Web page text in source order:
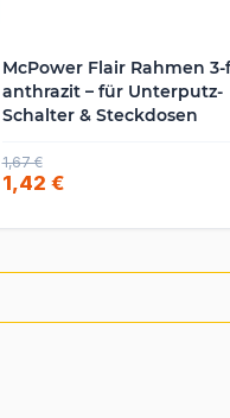
McPower Flair Rahmen 3-
anthrazit – für Unterputz-
Schalter & Steckdosen
1,67 €
1,42 €